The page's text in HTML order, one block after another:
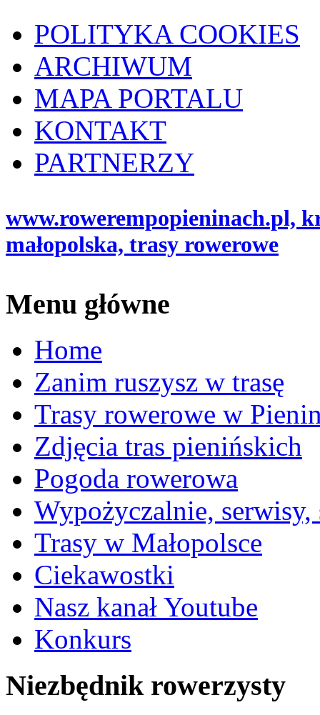
POLITYKA COOKIES
ARCHIWUM
MAPA PORTALU
KONTAKT
PARTNERZY
www.rowerempopieninach.pl,
małopolska, trasy rowerowe
Menu główne
Home
Zanim ruszysz w trasę
Trasy rowerowe w
Zdjęcia tras pienińskich
Pogoda rowerowa
Wypożyczalnie, serwisy,
Trasy w Małopolsce
Ciekawostki
Nasz kanał Youtube
Konkurs
Niezbędnik rowerzysty